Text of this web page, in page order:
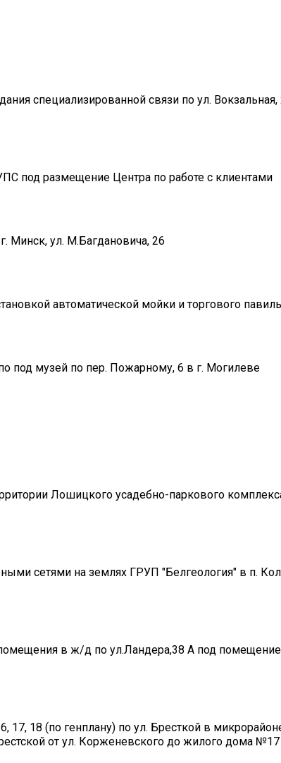
специализированной связи по ул. Вокзальная,
под размещение Центра по работе с клиентами
Минск, ул. М.Багдановича, 26
автоматической мойки и торгового
под музей по пер. Пожарному, 6 в г. Могилеве
Лошицкого усадебно-паркового
сетями на землях ГРУП "Белгеология" в п.
в ж/д по ул.Ландера,38 А под помещение
18 (по генплану) по ул. Бресткой в
от ул. Корженевского до жилого дома